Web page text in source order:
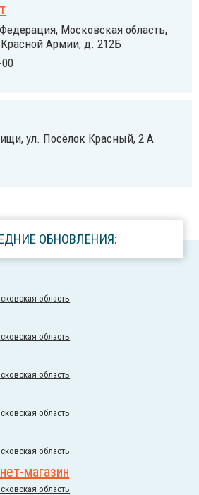
Московская область,
Армии, д. 212Б
ул. Посёлок Красный, 2 А
ОБНОВЛЕНИЯ:
область
область
область
область
область
магазин
область